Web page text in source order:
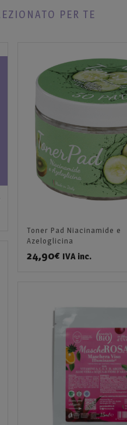
PER TE
Toner Pad Niacinamide e
Azeloglicina
24,90€ IVA inc.